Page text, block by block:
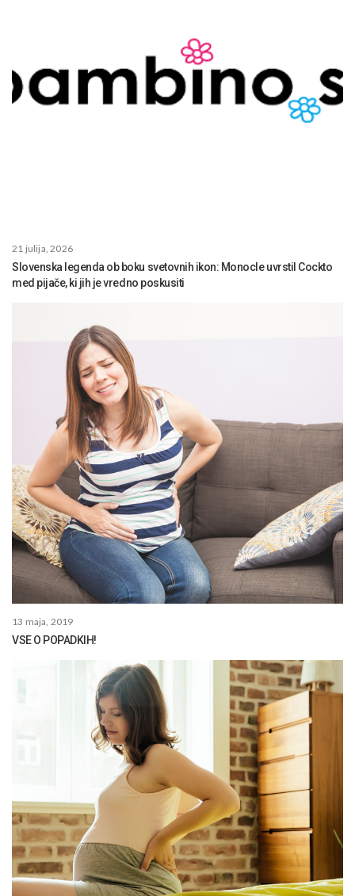
21 julija, 2026
Slovenska legenda ob boku svetovnih ikon: Monocle uvrstil Cockto
med pijače, ki jih je vredno poskusiti
13 maja, 2019
VSE O POPADKIH!